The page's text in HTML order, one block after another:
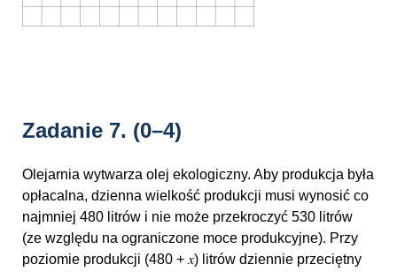
Zadanie 7. (0–4)
Olejarnia wytwarza olej ekologiczny. Aby produkcja była
opłacalna, dzienna wielkość produkcji musi wynosić co
najmniej 480 litrów i nie może przekroczyć 530 litrów
(ze względu na ograniczone moce produkcyjne). Przy
poziomie produkcji (480 + 𝑥) litrów dziennie przeciętny